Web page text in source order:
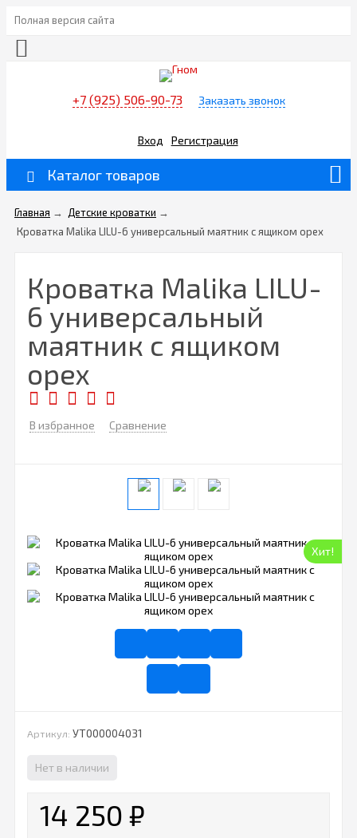
Полная версия сайта
+7 (925) 506-90-73 Заказать звонок
Вход Регистрация
Каталог товаров
Главная → Детские кроватки →
Кроватка Malika LILU-6 универсальный маятник с ящиком орех
Кроватка Malika LILU-
6 универсальный
маятник с ящиком
орех
В избранное Сравнение
Хит!
Артикул: УТ000004031
Нет в наличии
14 250 ₽